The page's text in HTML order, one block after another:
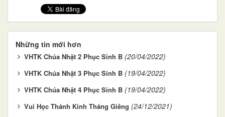
Những tin mới hơn
VHTK Chúa Nhật 2 Phục Sinh B (20/04/2022)
VHTK Chúa Nhật 3 Phục Sinh B (19/04/2022)
VHTK Chúa Nhật 4 Phục Sinh B (19/04/2022)
Vui Học Thánh Kinh Tháng Giêng (24/12/2021)